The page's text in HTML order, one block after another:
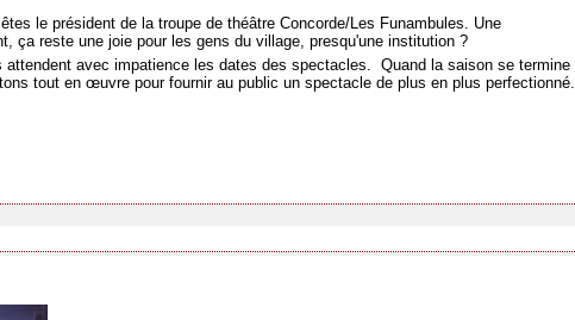
le président de la troupe de théâtre Concorde/Les Funambules. Une
ça reste une joie pour les gens du village, presqu'une institution ?
attendent avec impatience les dates des spectacles.
Quand la saison se termine
tout en œuvre pour fournir au public un spectacle de plus en plus perfectionné.